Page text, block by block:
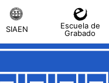
SIAEN
Escuela de
Grabado